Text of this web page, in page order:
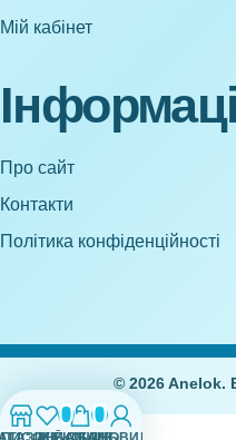
Мій кабінет
Про сайт
Контакти
Політика конфіденційності
0
БАЖАНЬ
0
КОШИК
МІЙ ОБЛІКОВИЙ ЗАПИС
© 2026 Anelok.